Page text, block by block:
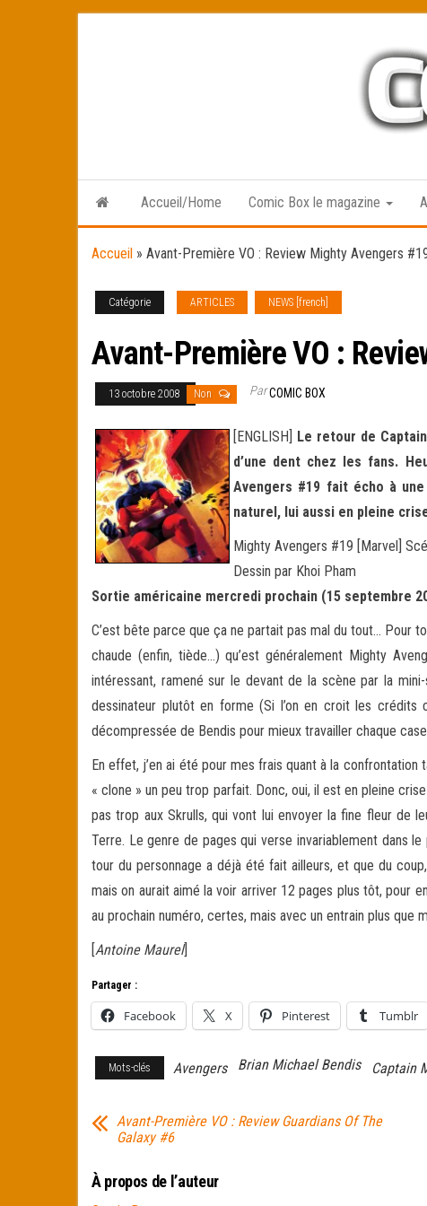
Accueil/Home Comic Box le magazine
Accueil » Avant-Première VO : Review Mighty Avengers
Catégorie ARTICLES NEWS [french]
Avant-Première VO :
13 octobre 2008 Non ParCOMIC BOX
[ENGLISH] Le retour de
d’une dent chez les fans.
Avengers #19 fait écho à
naturel, lui aussi en pleine
Mighty Avengers #19 [Marvel]
Dessin par Khoi Pham
Sortie américaine mercredi prochain (15 septembre
C’est bête parce que ça ne partait pas mal du tout… Pour
chaude (enfin, tiède…) qu’est généralement Mighty
intéressant, ramené sur le devant de la scène par la
dessinateur plutôt en forme (Si l’on en croit les crédits
décompressée de Bendis pour mieux travailler chaque
En effet, j’en ai été pour mes frais quant à la
« clone » un peu trop parfait. Donc, oui, il est en pleine
pas trop aux Skrulls, qui vont lui envoyer la fine fleur de
Terre. Le genre de pages qui verse invariablement dans
tour du personnage a déjà été fait ailleurs, et que du
mais on aurait aimé la voir arriver 12 pages plus tôt, pour
au prochain numéro, certes, mais avec un entrain plus que
[Antoine Maurel]
Partager :
Facebook X Pinterest Tumblr
Mots-clés Avengers Brian Michael Bendis Captain
Avant-Première VO : Review Guardians Of The
Galaxy #6
À propos de l’auteur